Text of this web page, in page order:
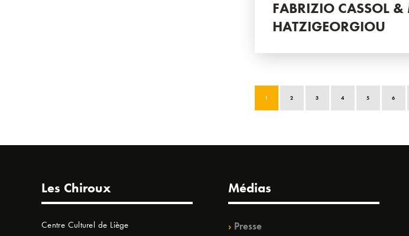
FABRIZIO CASSOL &
HATZIGEORGIOU
1 2 3 4 5 6
Les Chiroux
Centre Culturel de Liège
Médias
Presse